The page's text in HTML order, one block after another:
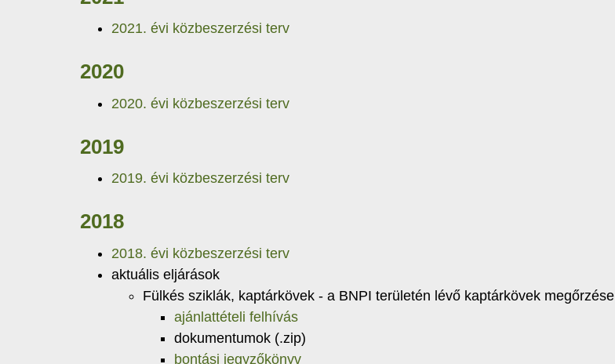
2021. évi közbeszerzési terv
2020
2020. évi közbeszerzési terv
2019
2019. évi közbeszerzési terv
2018
2018. évi közbeszerzési terv
aktuális eljárások
Fülkés sziklák, kaptárkövek - a BNPI területén lévő kaptárkövek megőrzése
ajánlattételi felhívás
dokumentumok (.zip)
bontási jegyzőkönyv